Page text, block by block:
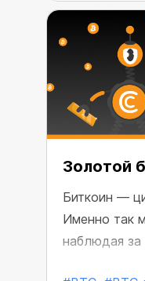
клиентам
BTC. Он
банком
подобное
Золотой
Биткоин —
Именно так
наблюдая